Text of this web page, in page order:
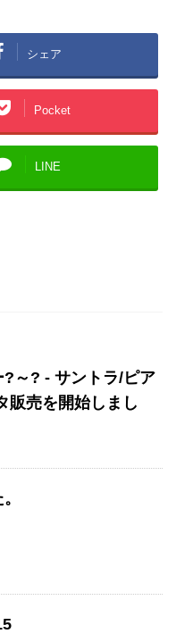
シェア
Pocket
LINE
～? - サントラ/ピア
販売を開始しまし